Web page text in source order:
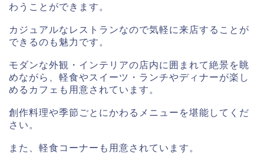
わうことができます。
カジュアルなレストランなので気軽に来店することが
できるのも魅力です。
モダンな外観・インテリアの店内に囲まれて絶景を眺
めながら、軽食やスイーツ・ランチやディナーが楽し
めるカフェも用意されています。
創作料理や季節ごとにかわるメニューを堪能してくだ
さい。
また、軽食コーナーも用意されています。